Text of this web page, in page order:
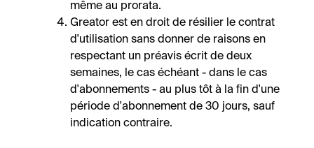
même au prorata.
Greator est en droit de résilier le contrat
d'utilisation sans donner de raisons en
respectant un préavis écrit de deux
semaines, le cas échéant - dans le cas
d'abonnements - au plus tôt à la fin d'une
période d'abonnement de 30 jours, sauf
indication contraire.